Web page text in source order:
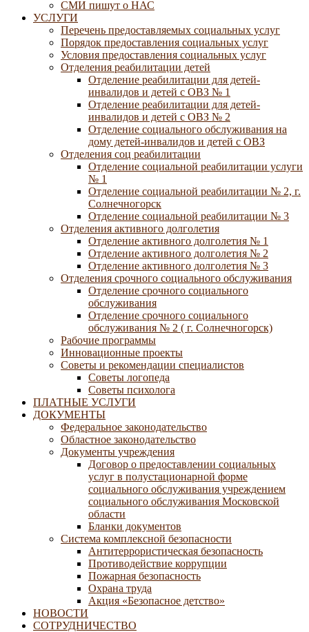
СМИ пишут о НАС
УСЛУГИ
Перечень предоставляемых социальных услуг
Порядок предоставления социальных услуг
Условия предоставления социальных услуг
Отделения реабилитации детей
Отделение реабилитации для детей-
инвалидов и детей с ОВЗ № 1
Отделение реабилитации для детей-
инвалидов и детей с ОВЗ № 2
Отделение социального обслуживания на
дому детей-инвалидов и детей с ОВЗ
Отделения соц реабилитации
Отделение социальной реабилитации услуги
№ 1
Отделение социальной реабилитации № 2, г.
Солнечногорск
Отделение социальной реабилитации № 3
Отделения активного долголетия
Отделение активного долголетия № 1
Отделение активного долголетия № 2
Отделение активного долголетия № 3
Отделения срочного социального обслуживания
Отделение срочного социального
обслуживания
Отделение срочного социального
обслуживания № 2 ( г. Солнечногорск)
Рабочие программы
Инновационные проекты
Советы и рекомендации специалистов
Советы логопеда
Советы психолога
ПЛАТНЫЕ УСЛУГИ
ДОКУМЕНТЫ
Федеральное законодательство
Областное законодательство
Документы учреждения
Договор о предоставлении социальных
услуг в полустационарной форме
социального обслуживания учреждением
социального обслуживания Московской
области
Бланки документов
Система комплексной безопасности
Антитеррористическая безопасность
Противодействие коррупции
Пожарная безопасность
Охрана труда
Акция «Безопасное детство»
НОВОСТИ
СОТРУДНИЧЕСТВО